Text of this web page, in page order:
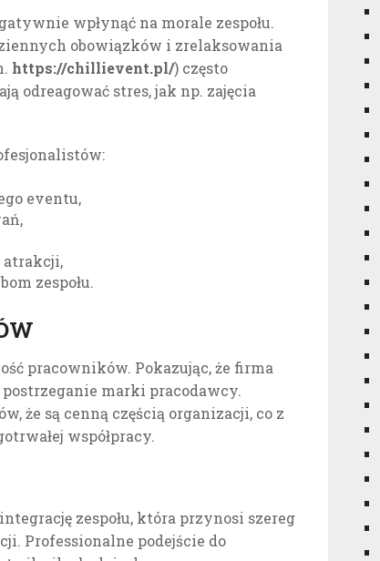
wpłynąć na morale zespołu.
obowiązków i zrelaksowania
https://chillievent.pl/) często
odreagować stres, jak np. zajęcia
eventu,
zespołu.
pracowników. Pokazując, że firma
marki pracodawcy.
że są cenną częścią organizacji, co z
współpracy.
zespołu, która przynosi szereg
Professionalne podejście do